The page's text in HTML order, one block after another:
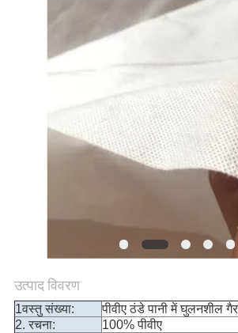
उत्पाद विवरण
1वस्तु संख्या:
पीवीए ठंडे पानी में घुलनशील
2. रचना:
100% पीवीए